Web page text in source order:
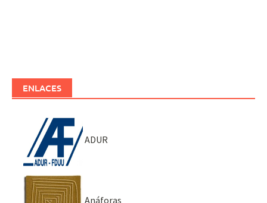
ENLACES
ADUR
Anáforas